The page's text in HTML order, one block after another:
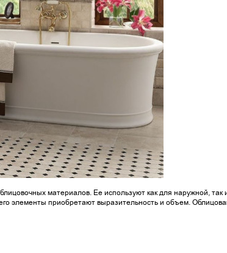
материалов. Ее используют как для наружной, так
элементы приобретают выразительность и объем.